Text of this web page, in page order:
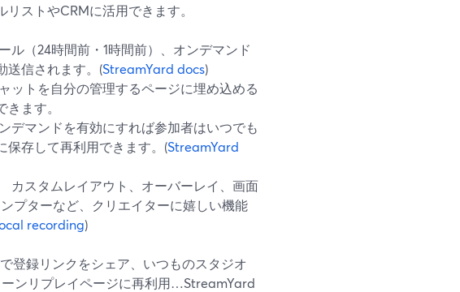
ストやCRMに活用できます。
ル（24時間前・1時間前）、オンデマンド
送信されます。(StreamYard docs)
ットを自分の管理するページに埋め込める
ます。
デマンドを有効にすれば参加者はいつでも
保存して再利用できます。(StreamYard
カスタムレイアウト、オーバーレイ、画面
プターなど、クリエイターに嬉しい機能
recording)
登録リンクをシェア、いつものスタジオ
ンリプレイページに再利用…StreamYard